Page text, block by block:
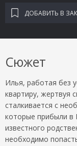
ДОБАВИТЬ В
Сюжет
Илья, работая без
квартиру, жертвуя
сталкивается с
которые прибыли в
известного
необходимо